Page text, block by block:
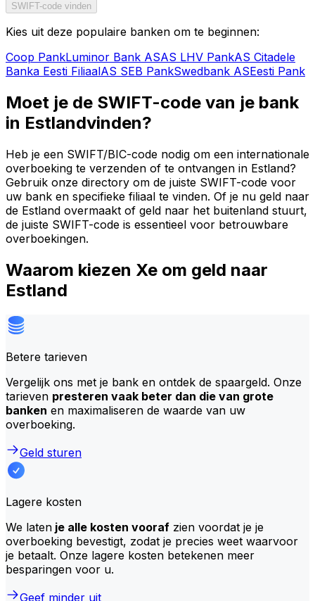
SWIFT-code vinden
Kies uit deze populaire banken om te beginnen:
Coop PankLuminor Bank ASAS LHV PankAS Citadele
Banka Eesti FiliaalAS SEB PankSwedbank ASEesti Pank
Moet je de SWIFT-code van je bank
in Estlandvinden?
Heb je een SWIFT/BIC-code nodig om een internationale
overboeking te verzenden of te ontvangen in Estland?
Gebruik onze directory om de juiste SWIFT-code voor
uw bank en specifieke filiaal te vinden. Of je nu geld naar
de Estland overmaakt of geld naar het buitenland stuurt,
de juiste SWIFT-code is essentieel voor betrouwbare
overboekingen.
Waarom kiezen Xe om geld naar
Estland
Betere tarieven
Vergelijk ons met je bank en ontdek de spaargeld. Onze
tarieven presteren vaak beter dan die van grote
banken en maximaliseren de waarde van uw
overboeking.
Geld sturen
Lagere kosten
We laten je alle kosten vooraf zien voordat je je
overboeking bevestigt, zodat je precies weet waarvoor
je betaalt. Onze lagere kosten betekenen meer
besparingen voor u.
Geef minder uit